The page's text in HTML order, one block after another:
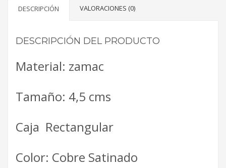
DESCRIPCIÓN VALORACIONES (0)
DESCRIPCIÓN DEL PRODUCTO
Material: zamac
Tamaño: 4,5 cms
Caja Rectangular
Color: Cobre Satinado